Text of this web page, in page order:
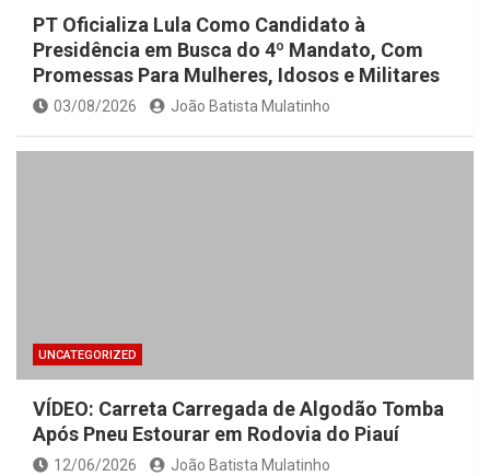
PT Oficializa Lula Como Candidato à
Presidência em Busca do 4º Mandato, Com
Promessas Para Mulheres, Idosos e Militares
03/08/2026 João Batista Mulatinho
UNCATEGORIZED
VÍDEO: Carreta Carregada de Algodão Tomba
Após Pneu Estourar em Rodovia do Piauí
12/06/2026 João Batista Mulatinho